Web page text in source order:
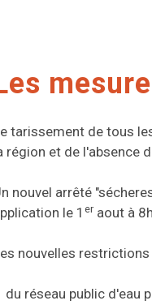
tarissement de tous
région et de l'absence
nouvel arrêté
le 1 eraout à
nouvelles
du réseau public d'eau